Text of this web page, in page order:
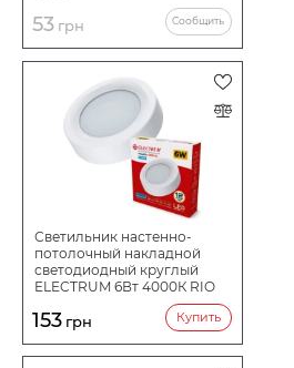
53 грн Сообщить
Светильник настенно-
потолочный накладной
светодиодный круглый
ELECTRUM 6Вт 4000К RIO
153 грн Купить